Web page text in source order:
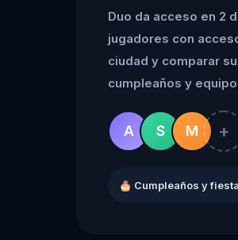
Duo da acceso en 2
jugadores con
ciudad y comparar
cumpleaños y
A S M +
🎂 Cumpleaños y